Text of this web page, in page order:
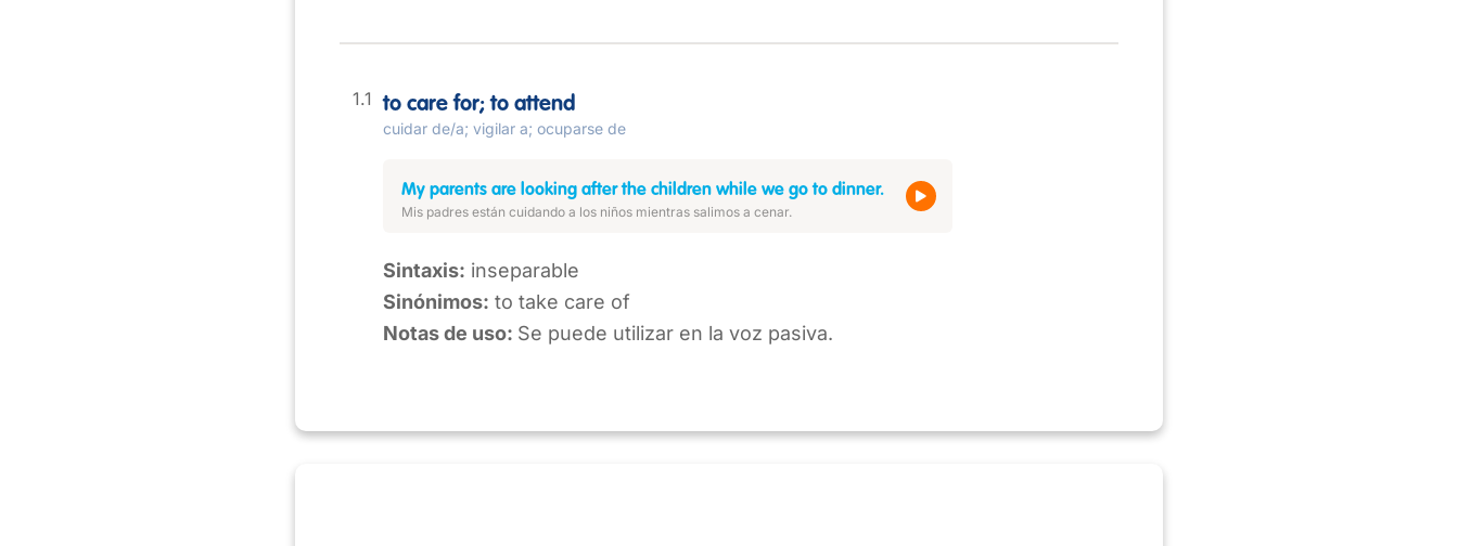
to care for; to attend
cuidar de/a; vigilar a; ocuparse de
My parents are looking after the children while we go to dinner.
Mis padres están cuidando a los niños mientras salimos a cenar.
Sintaxis: inseparable
Sinónimos: to take care of
Notas de uso: Se puede utilizar en la voz pasiva.